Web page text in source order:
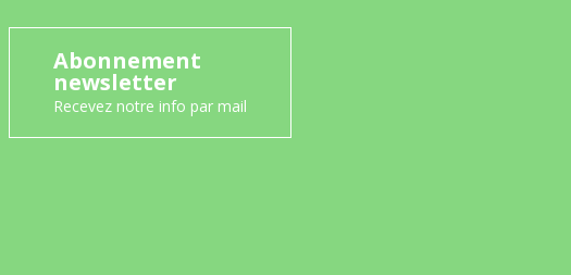
Abonnement
newsletter
Recevez notre info par mail